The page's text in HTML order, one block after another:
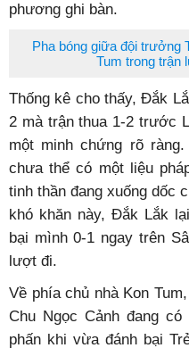
phương ghi bàn.
Pha bóng giữa đội trưởng
Tum trong trận
Thống kê cho thấy, Đắk
2 mà trận thua 1-2 trước
một minh chứng rõ
chưa thể có một liệu
tinh thần đang xuống dốc
khó khăn này, Đắk Lắk
bại mình 0-1 ngay trên
lượt đi.
Về phía chủ nhà Kon
Chu Ngọc Cảnh đang
phấn khi vừa đánh bại